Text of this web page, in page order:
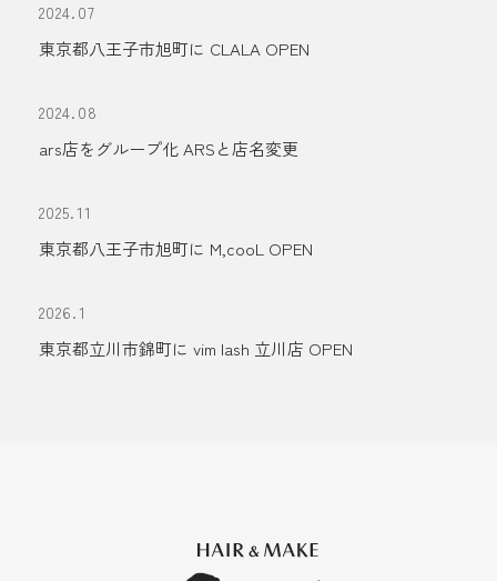
2024.07
東京都八王子市旭町に CLALA OPEN
2024.08
ars店をグループ化 ARSと店名変更
2025.11
東京都八王子市旭町に M,cooL OPEN
2026.1
東京都立川市錦町に vim lash 立川店 OPEN